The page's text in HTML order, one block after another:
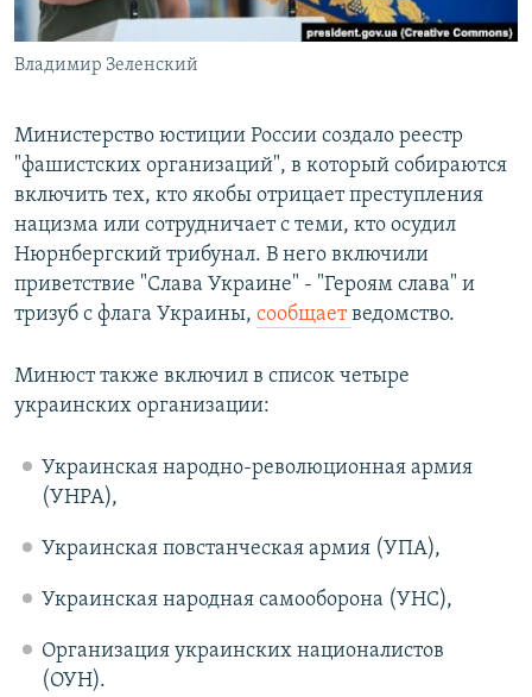
Все сайты РСЕ/РС
Владимир Зеленский
Министерство юстиции России создало реестр
"фашистских организаций", в который собираются
включить тех, кто якобы отрицает преступления
нацизма или сотрудничает с теми, кто осудил
Нюрнбергский трибунал. В него включили
приветствие "Слава Украине" - "Героям слава" и
тризуб с флага Украины, сообщаетведомство.
Минюст также включил в список четыре
украинских организации:
Украинская народно-революционная армия
(УНРА),
Украинская повстанческая армия (УПА),
Украинская народная самооборона (УНС),
Организация украинских националистов
(ОУН).